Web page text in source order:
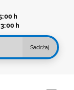
h
h
Sadržaj